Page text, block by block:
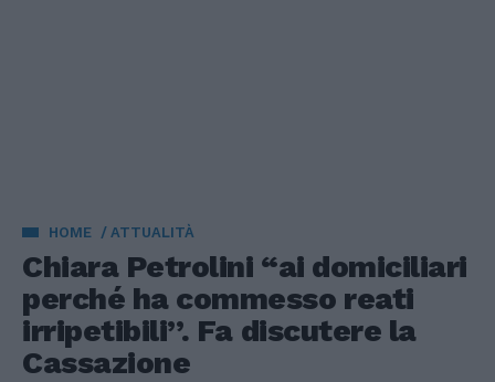
HOME ATTUALITÀ
Chiara Petrolini “ai domiciliari
perché ha commesso reati
irripetibili”. Fa discutere la
Cassazione